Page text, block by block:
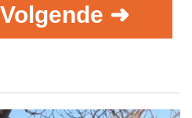
Volgende ➜